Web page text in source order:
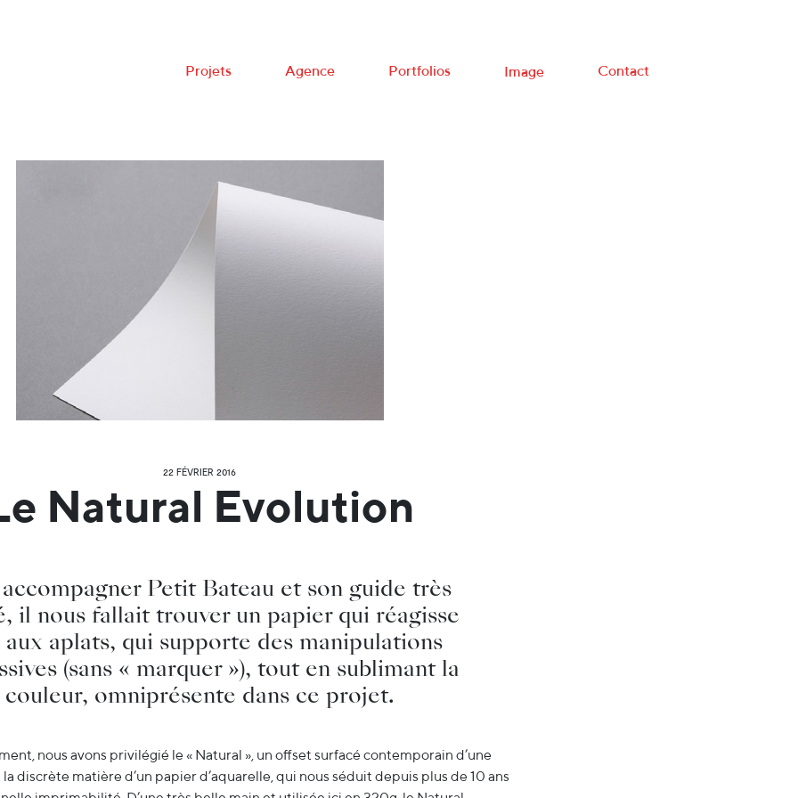
Projets Agence Portfolios Image Contact
22 FÉVRIER 2016
Natural Evolution
Petit Bateau et son guide très
il nous fallait trouver un papier qui réagisse
aplats, qui supporte des manipulations
(sans « marquer »), tout en sublimant la
couleur, omniprésente dans ce projet.
nous avons privilégié le « Natural », un offset surfacé contemporain d’une
discrète matière d’un papier d’aquarelle, qui nous séduit depuis plus de 10 ans